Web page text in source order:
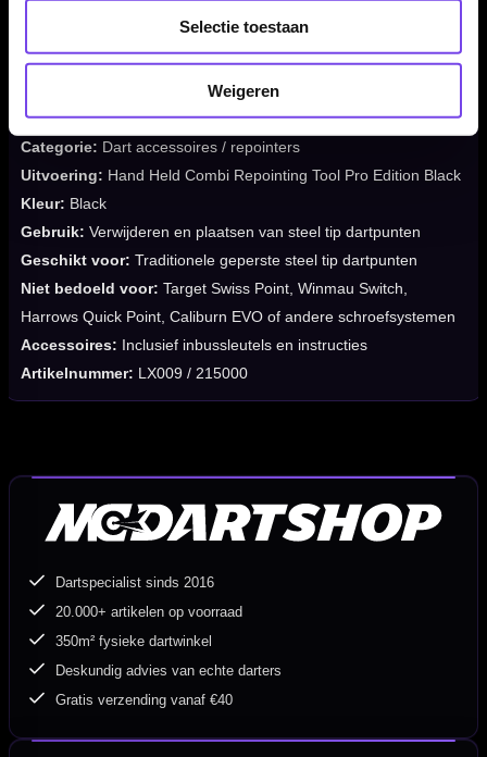
Selectie toestaan
Weigeren
Producttype:Repointing tool / dart repointer
Categorie: Dart accessoires / repointers
Uitvoering: Hand Held Combi Repointing Tool Pro Edition Black
Kleur: Black
Gebruik: Verwijderen en plaatsen van steel tip dartpunten
Geschikt voor: Traditionele geperste steel tip dartpunten
Niet bedoeld voor: Target Swiss Point, Winmau Switch,
Harrows Quick Point, Caliburn EVO of andere schroefsystemen
Accessoires: Inclusief inbussleutels en instructies
Artikelnummer: LX009 / 215000
Dartspecialist sinds 2016
20.000+ artikelen op voorraad
350m² fysieke dartwinkel
Deskundig advies van echte darters
Gratis verzending vanaf €40